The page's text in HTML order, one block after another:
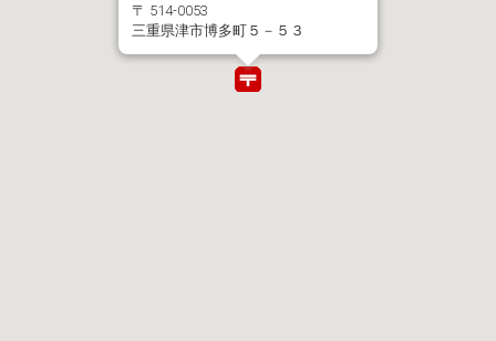
〒 514-0053
三重県津市博多町５－５３